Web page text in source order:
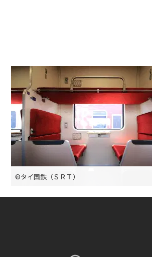
©タイ国鉄（ＳＲＴ）
©タイ国鉄（ＳＲＴ）
©タイ国鉄（ＳＲＴ）
©タイ国鉄（ＳＲＴ）